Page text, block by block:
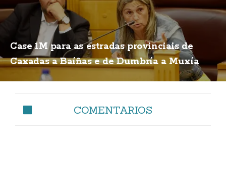
Case 1M para as estradas provinciais de
Caxadas a Baíñas e de Dumbría a Muxía
COMENTARIOS